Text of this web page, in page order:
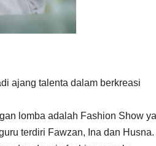
ajang talenta dalam berkreasi
lomba adalah Fashion Show
terdiri Fawzan, Ina dan Husna.